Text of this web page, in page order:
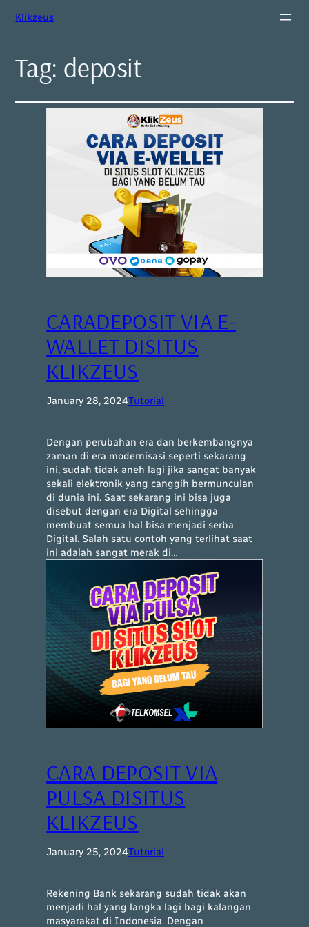
Klikzeus
Tag: deposit
CARADEPOSIT VIA E-
WALLET DISITUS
KLIKZEUS
January 28, 2024Tutorial
Dengan perubahan era dan berkembangnya
zaman di era modernisasi seperti sekarang
ini, sudah tidak aneh lagi jika sangat banyak
sekali elektronik yang canggih bermunculan
di dunia ini. Saat sekarang ini bisa juga
disebut dengan era Digital sehingga
membuat semua hal bisa menjadi serba
Digital. Salah satu contoh yang terlihat saat
ini adalah sangat merak di…
CARA DEPOSIT VIA
PULSA DISITUS
KLIKZEUS
January 25, 2024Tutorial
Rekening Bank sekarang sudah tidak akan
menjadi hal yang langka lagi bagi kalangan
masyarakat di Indonesia. Dengan